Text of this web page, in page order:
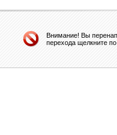
Внимание! Вы
перехода щелкните